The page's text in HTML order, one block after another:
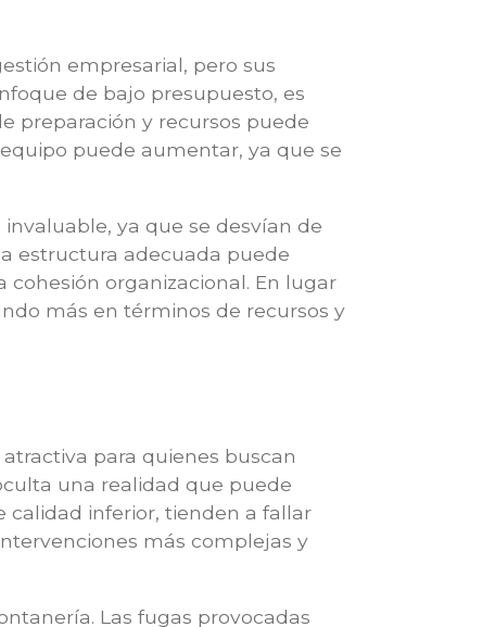
empresarial, pero sus
de bajo presupuesto, es
preparación y recursos puede
puede aumentar, ya que se
ya que se desvían de
estructura adecuada puede
organizacional. En lugar
más en términos de recursos y
para quienes buscan
una realidad que puede
calidad inferior, tienden a fallar
más complejas y
Las fugas provocadas